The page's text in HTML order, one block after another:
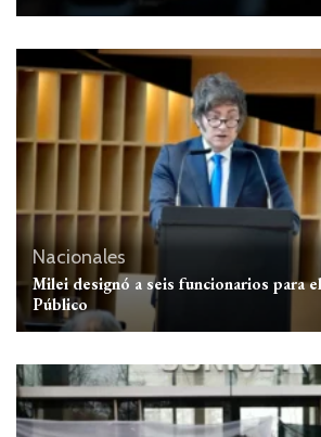
Nacionales
Milei designó a seis funcionarios para
Público